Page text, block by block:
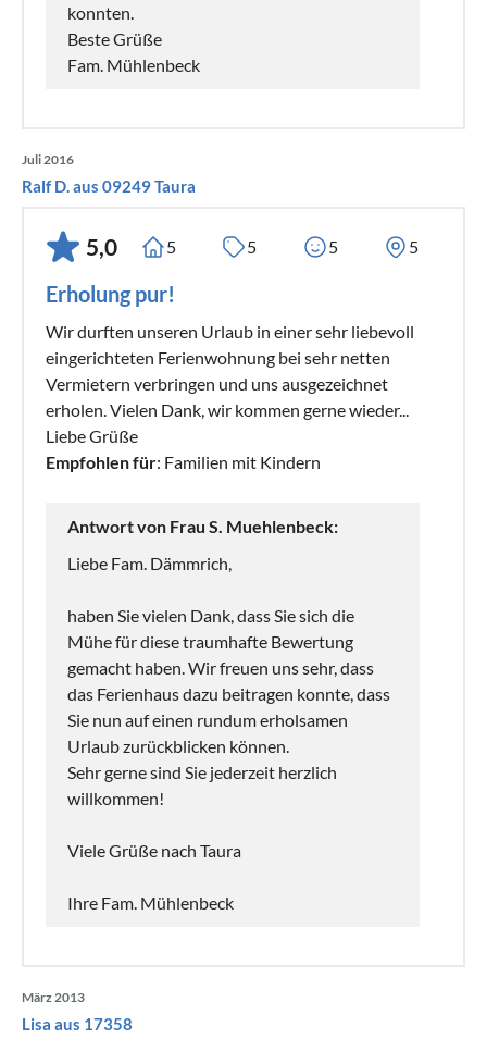
konnten.
Beste Grüße
Fam. Mühlenbeck
Juli 2016
Ralf D. aus 09249 Taura
5,0 5 5 5 5
Erholung pur!
Wir durften unseren Urlaub in einer sehr liebevoll
eingerichteten Ferienwohnung bei sehr netten
Vermietern verbringen und uns ausgezeichnet
erholen. Vielen Dank, wir kommen gerne wieder...
Liebe Grüße
Empfohlen für: Familien mit Kindern
Antwort von Frau S. Muehlenbeck:
Liebe Fam. Dämmrich,
haben Sie vielen Dank, dass Sie sich die
Mühe für diese traumhafte Bewertung
gemacht haben. Wir freuen uns sehr, dass
das Ferienhaus dazu beitragen konnte, dass
Sie nun auf einen rundum erholsamen
Urlaub zurückblicken können.
Sehr gerne sind Sie jederzeit herzlich
willkommen!
Viele Grüße nach Taura
Ihre Fam. Mühlenbeck
März 2013
Lisa aus 17358